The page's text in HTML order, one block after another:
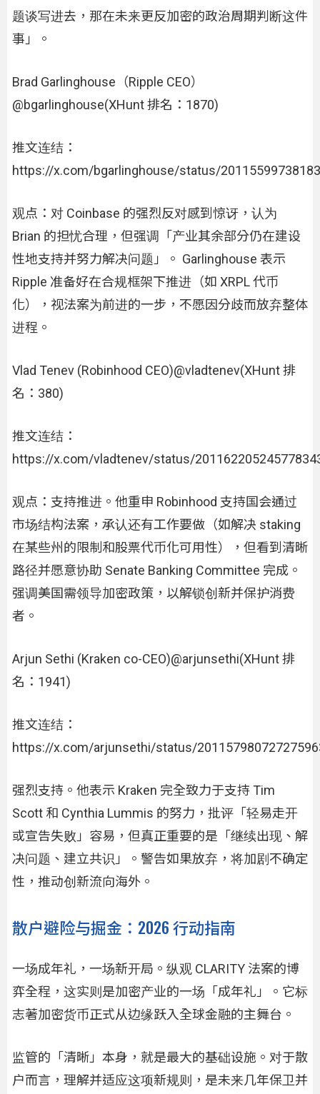
题谈写进去，那在未来更反加密的政治周期判断这件
事」。
Brad Garlinghouse（Ripple CEO）
@bgarlinghouse(XHunt 排名：1870)
推文连结：
https://x.com/bgarlinghouse/status/
观点：对 Coinbase 的强烈反对感到惊讶，认为
Brian 的担忧合理，但强调「产业其余部分仍在建设
性地支持并努力解决问题」。 Garlinghouse 表示
Ripple 准备好在合规框架下推进（如 XRPL 代币
化），视法案为前进的一步，不愿因分歧而放弃整体
进程。
Vlad Tenev (Robinhood CEO)@vladtenev(XHunt 排
名：380)
推文连结：
https://x.com/vladtenev/status/
观点：支持推进。他重申 Robinhood 支持国会通过
市场结构法案，承认还有工作要做（如解决 staking
在某些州的限制和股票代币化可用性），但看到清晰
路径并愿意协助 Senate Banking Committee 完成。
强调美国需领导加密政策，以解锁创新并保护消费
者。
Arjun Sethi (Kraken co-CEO)@arjunsethi(XHunt 排
名：1941)
推文连结：
https://x.com/arjunsethi/status/
强烈支持。他表示 Kraken 完全致力于支持 Tim
Scott 和 Cynthia Lummis 的努力，批评「轻易走开
或宣告失败」容易，但真正重要的是「继续出现、解
决问题、建立共识」。警告如果放弃，将加剧不确定
性，推动创新流向海外。
散户避险与掘金：2026 行动指南
一场成年礼，一场新开局。纵观 CLARITY 法案的博
弈全程，这实则是加密产业的一场「成年礼」。它标
志著加密货币正式从边缘跃入全球金融的主舞台。
监管的「清晰」本身，就是最大的基础设施。对于散
户而言，理解并适应这项新规则，是未来几年保卫并